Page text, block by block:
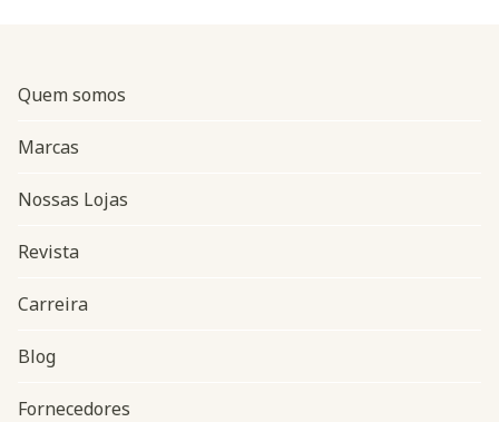
Navegação do rodapé
Quem somos
Marcas
Nossas Lojas
Revista
Carreira
Blog
Fornecedores